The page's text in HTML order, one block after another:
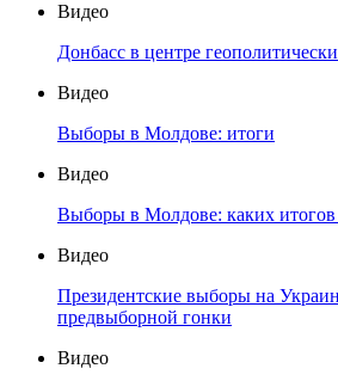
Видео
Донбасс в центре
Видео
Выборы в Молдове: итоги
Видео
Выборы в Молдове: каких итогов
Видео
Президентские выборы на
предвыборной гонки
Видео